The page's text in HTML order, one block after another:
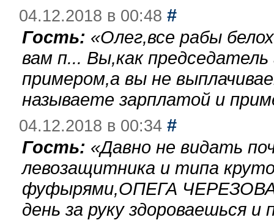
04.12.2018 в 00:48 #
Гость: «Олег,все рабы
вам п... Вы,как
примером,а вы не
называете зарплатой и
04.12.2018 в 00:34 #
Гость: «Давно не видать
левозащитника и типа
фуфырями,ОПЕГА
день за руку здороваешься